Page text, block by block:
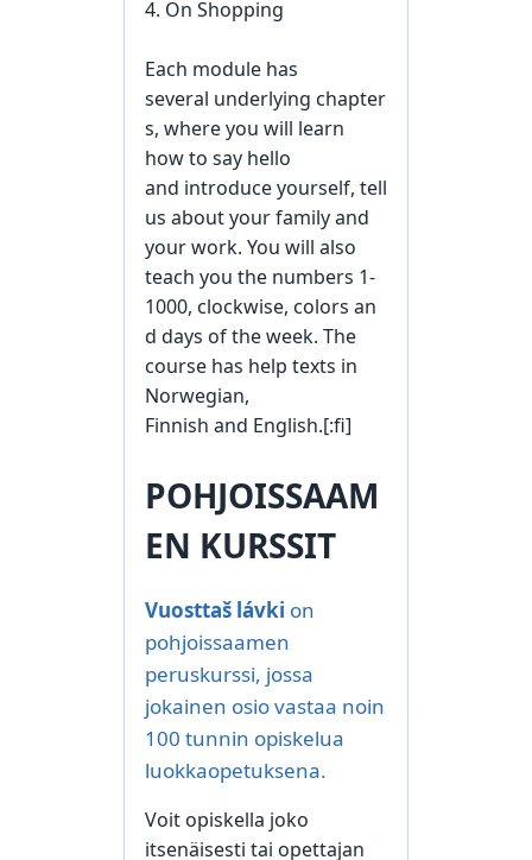
4. On Shopping
Each module has
several underlying chapter
s, where you will learn
how to say hello
and introduce yourself, tell
us aboutyour familyand
your work. You will also
teach you the numbers 1-
1000, clockwise, colors an
d days of the week. The
course has help texts in
Norwegian,
Finnish and English.[:fi]
POHJOISSAAM
EN KURSSIT
Vuosttaš lávki on
pohjoissaamen
peruskurssi, jossa
jokainen osio vastaa noin
100 tunnin opiskelua
luokkaopetuksena.
Voit opiskella joko
itsenäisesti tai opettajan